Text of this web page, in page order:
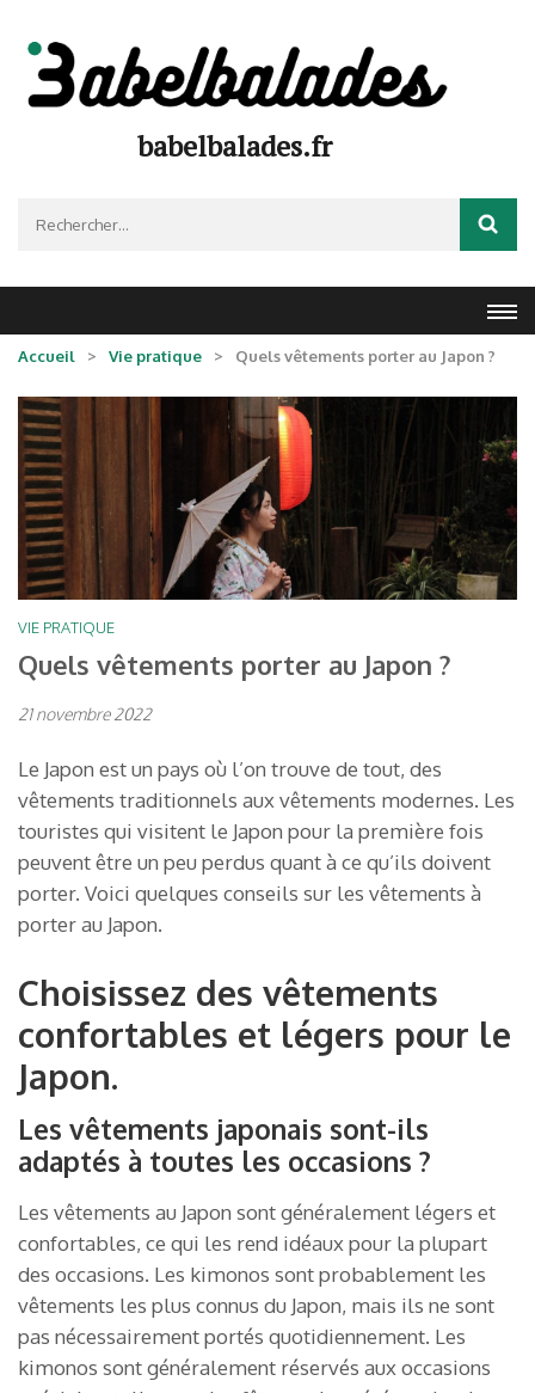
contenu
(Pressez
babelbalades.fr
Accueil > Vie pratique > Quels vêtements porter au Japon ?
VIE PRATIQUE
Quels vêtements porter au Japon ?
21 novembre 2022
Le Japon est un pays où l’on trouve de tout, des
vêtements traditionnels aux vêtements modernes. Les
touristes qui visitent le Japon pour la première fois
peuvent être un peu perdus quant à ce qu’ils doivent
porter. Voici quelques conseils sur les vêtements à
porter au Japon.
Choisissez des vêtements
confortables et légers pour le
Japon.
Les vêtements japonais sont-ils
adaptés à toutes les occasions ?
Les vêtements au Japon sont généralement légers et
confortables, ce qui les rend idéaux pour la plupart
des occasions. Les kimonos sont probablement les
vêtements les plus connus du Japon, mais ils ne sont
pas nécessairement portés quotidiennement. Les
kimonos sont généralement réservés aux occasions